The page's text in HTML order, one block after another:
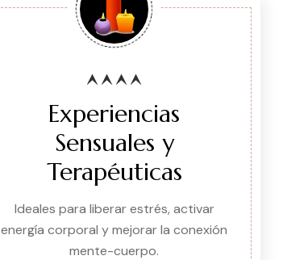
Experiencias
Sensuales y
Terapéuticas
Ideales para liberar estrés, activar
energía corporal y mejorar la conexión
mente-cuerpo.